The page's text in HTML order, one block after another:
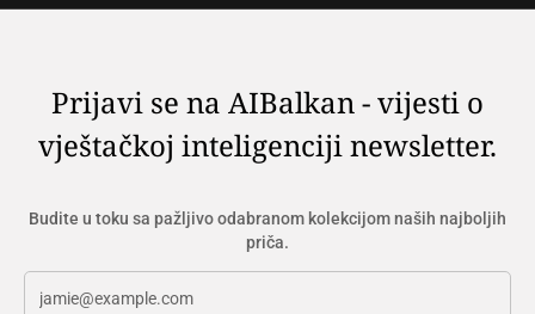
Prijavi se na AIBalkan - vijesti o
vještačkoj inteligenciji newsletter.
Budite u toku sa pažljivo odabranom kolekcijom naših najboljih
priča.